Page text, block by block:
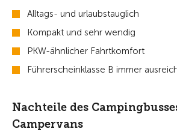
Alltags- und urlaubstauglich
Kompakt und sehr wendig
PKW-ähnlicher Fahrtkomfort
Führerscheinklasse B immer
Nachteile des
Campervans